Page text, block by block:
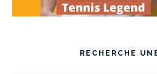
RECHERCHE